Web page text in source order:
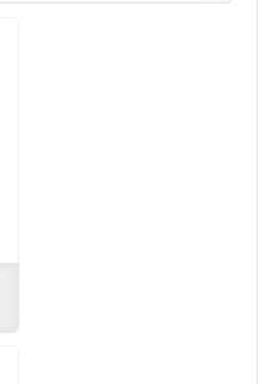
POUR LIEUS